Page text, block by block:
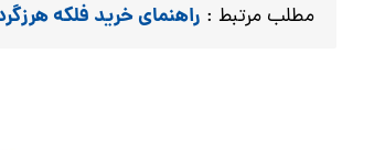
مطلب مرتبط : راهنمای خرید فلکه